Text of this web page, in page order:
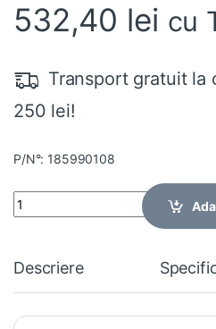
532,40 lei cu
Transport gratuit la
250 lei!
P/N°: 185990108
Quantity
Descriere